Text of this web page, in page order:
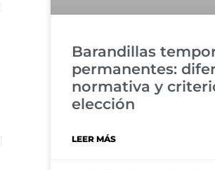
Barandillas
permanentes:
normativa y
elección
LEER MÁS